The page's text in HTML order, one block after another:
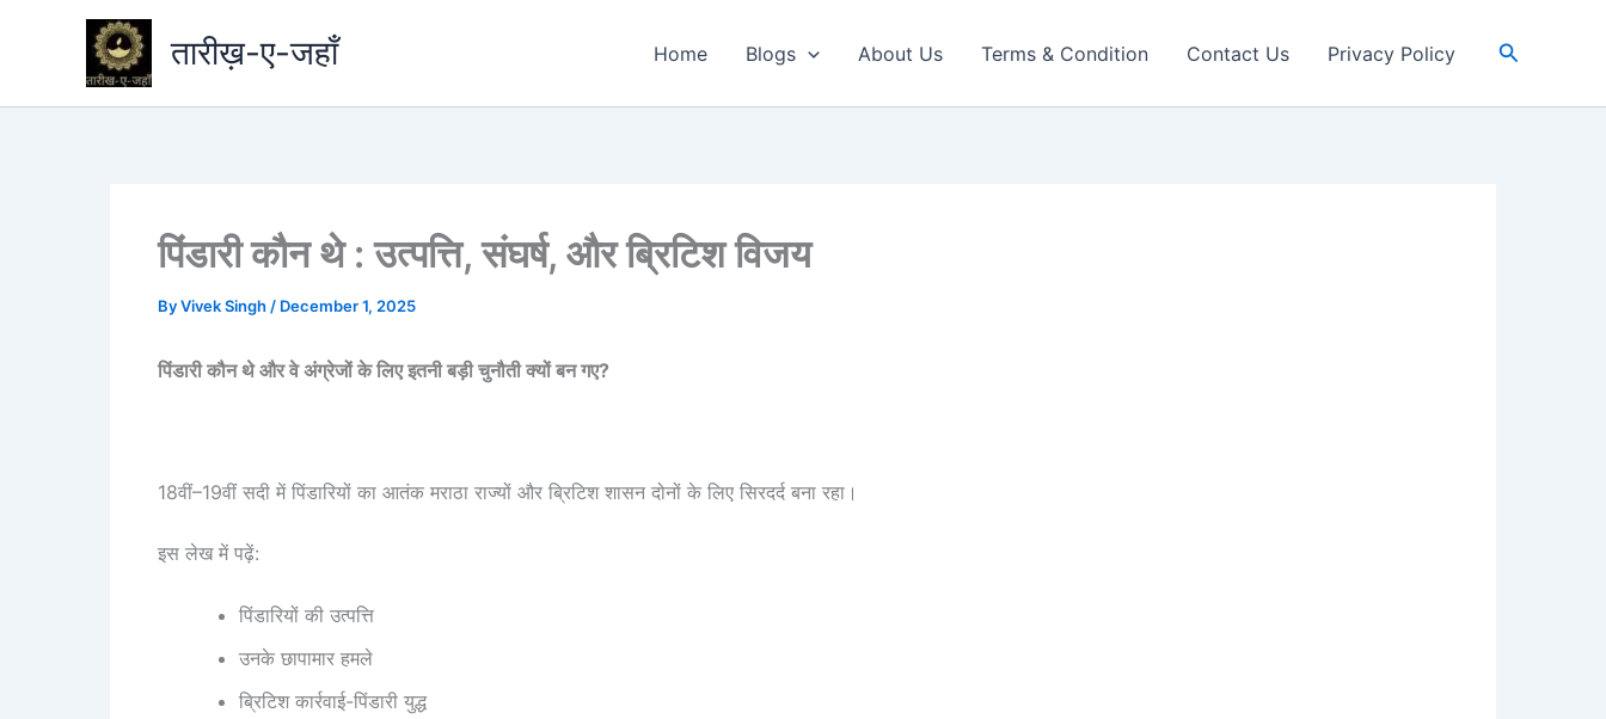
तारीख़-ए-जहाँ Home Blogs About Us Terms & Condition Contact Us Privacy Policy Search
पिंडारी कौन थे : उत्पत्ति, संघर्ष, और ब्रिटिश विजय
ByVivek Singh / December 1, 2025
पिंडारी कौन थे और वे अंग्रेजों के लिए इतनी बड़ी चुनौती क्यों बन गए?
18वीं–19वीं सदी में पिंडारियों का आतंक मराठा राज्यों और ब्रिटिश शासन दोनों के लिए सिरदर्द बना रहा।
इस लेख में पढ़ें:
पिंडारियों की उत्पत्ति
उनके छापामार हमले
ब्रिटिश कार्रवाई-पिंडारी युद्ध